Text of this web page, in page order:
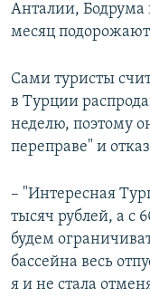
Анталии,
месяц
Сами туристы
в Турции
неделю, поэтому
переправе" и
– "Интересная
тысяч рублей, а с
будем
бассейна весь
я и не стала